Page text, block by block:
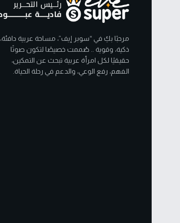
مرحبًا بكِ في “سوبر إيف”، مساحة عربية دافئة،
ذكية، وقوية .. صُممت خصيصًا لتكون صوتًا
حقيقيًا لكل امرأة عربية تبحث عن التمكين،
الفهم، رفع الوعي، والدعم في رحلة الحياة.